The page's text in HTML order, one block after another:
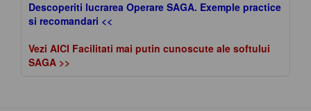
Descoperiti lucrarea Operare SAGA. Exemple practice
si recomandari <<
Vezi AICI Facilitati mai putin cunoscute ale softului
SAGA >>